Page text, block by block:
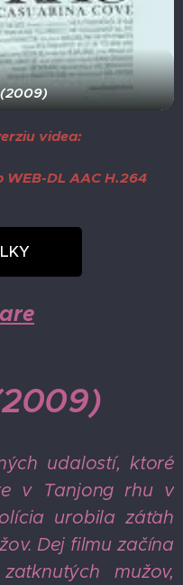
videa:
WEB-DL AAC H.264
udalostí, ktoré
v Tanjong rhu v
urobila záťah
Dej filmu začína
mužov,